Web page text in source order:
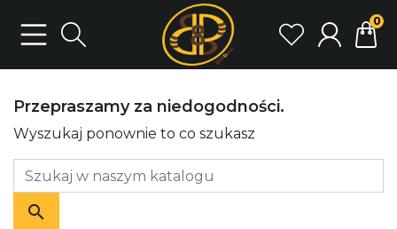
0
Przepraszamy za niedogodności.
Wyszukaj ponownie to co szukasz